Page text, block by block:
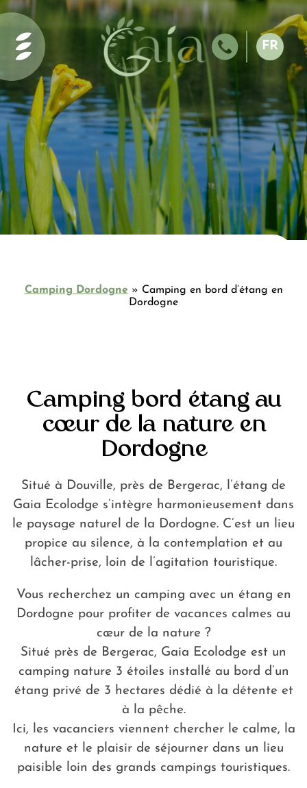
Accueil
Services et
activités
La piscine
Les
alentours
L’étang
La
Pèche
Le
Camping
Hébergements
Bergerac
Blog
EN
FR
ES
DE
Camping Dordogne» Camping en bord d’étang en
Dordogne
Camping bord étang au
cœur de la nature en
Dordogne
Situé à Douville, près de Bergerac, l’étang de
Gaia Ecolodge s’intègre harmonieusement dans
le paysage naturel de la Dordogne. C’est un lieu
propice au silence, à la contemplation et au
lâcher-prise, loin de l’agitation touristique.
Vous recherchez un camping avec un étang en
Dordogne pour profiter de vacances calmes au
cœur de la nature ?
Situé près de Bergerac, Gaia Ecolodge est un
camping nature 3 étoiles installé au bord d’un
étang privé de 3 hectares dédié à la détente et
à la pêche.
Ici, les vacanciers viennent chercher le calme, la
nature et le plaisir de séjourner dans un lieu
paisible loin des grands campings touristiques.